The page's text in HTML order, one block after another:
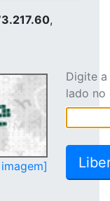
,
Digite
lado no